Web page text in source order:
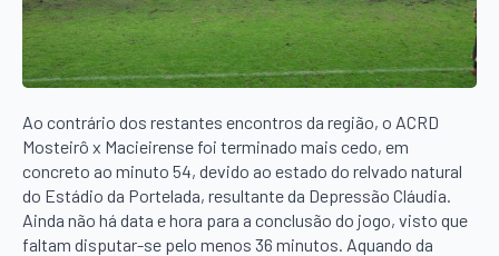
Ao contrário dos restantes encontros da região, o ACRD
Mosteirô x Macieirense foi terminado mais cedo, em
concreto ao minuto 54, devido ao estado do relvado natural
do Estádio da Portelada, resultante da Depressão Cláudia.
Ainda não há data e hora para a conclusão do jogo, visto que
faltam disputar-se pelo menos 36 minutos. Aquando da